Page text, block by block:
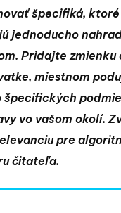
špecifiká, ktoré
jednoducho
Pridajte zmienku
miestnom
špecifických
vo vašom okolí.
pre
čitateľa.